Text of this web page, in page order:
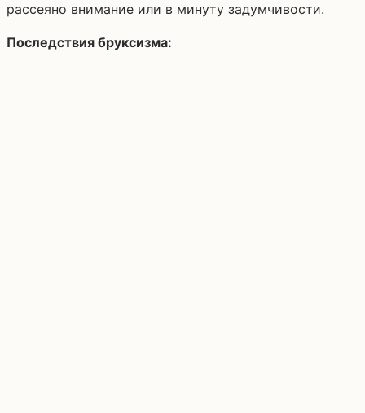
рассеяно внимание или в минуту задумчивости.
Последствия бруксизма: